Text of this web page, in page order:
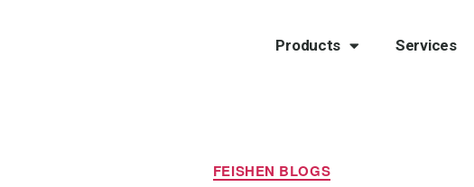
Products Services
FEISHEN BLOGS